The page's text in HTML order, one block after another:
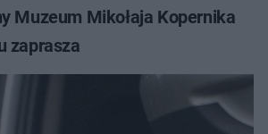
Muzeum Mikołaja Kopernika
zaprasza